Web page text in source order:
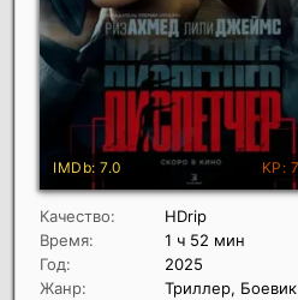
Качество:
HDrip
Время:
1 ч 52 мин
Год:
2025
Жанр:
Триллер, Боевик